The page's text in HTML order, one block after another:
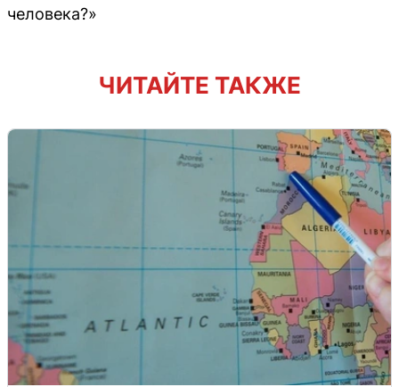
человека?»
ЧИТАЙТЕ ТАКЖЕ